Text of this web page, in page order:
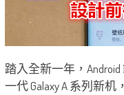
踏入全新一年，
一代 Galaxy A 系列新机